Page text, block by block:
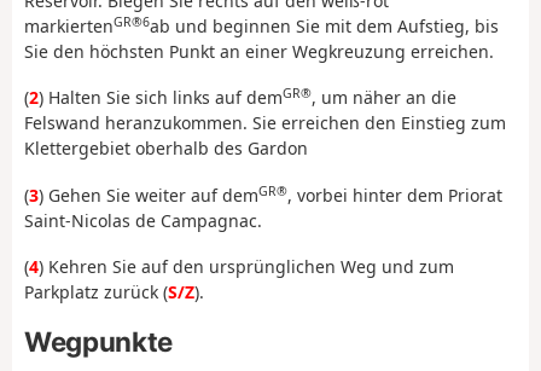
markiertenGR®6ab und beginnen Sie mit dem Aufstieg, bis
Sie den höchsten Punkt an einer Wegkreuzung erreichen.
(2) Halten Sie sich links auf demGR®, um näher an die
Felswand heranzukommen. Sie erreichen den Einstieg zum
Klettergebiet oberhalb des Gardon
(3) Gehen Sie weiter auf demGR®, vorbei hinter dem Priorat
Saint-Nicolas de Campagnac.
(4) Kehren Sie auf den ursprünglichen Weg und zum
Parkplatz zurück (S/Z).
Wegpunkte